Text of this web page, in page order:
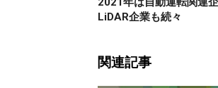
LiDAR企業も続々
関連記事